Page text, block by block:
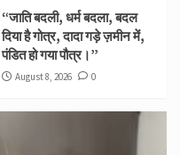
“जाति बदली, धर्म बदला, बदल
दिया है गोत्र, दादा गड़े ज़मीन में,
पंडित हो गया पौत्र।”
August 8, 2026 0